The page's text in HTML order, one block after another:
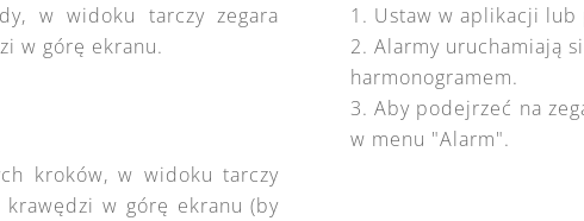
w widoku tarczy zegara
w górę ekranu.
kroków, w widoku tarczy
w górę ekranu (by
Ustaw w aplikacji
Alarmy uruchamiają
harmonogramem.
Aby podejrzeć na
w menu "Alarm".